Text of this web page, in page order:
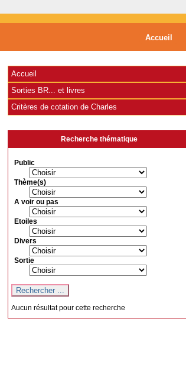
Accueil
Accueil
Sorties BR... et livres
Critères de cotation de Charles
Recherche thématique
Public
Thème(s)
A voir ou pas
Etoiles
Divers
Sortie
Aucun résultat pour cette recherche